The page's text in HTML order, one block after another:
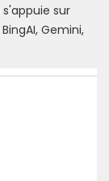
sur
Gemini,